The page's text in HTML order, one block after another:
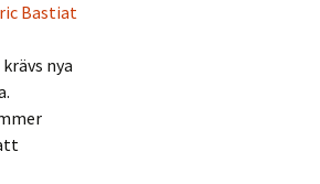
Bastiat
nya